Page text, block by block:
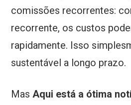
comissões recorrentes:
recorrente, os custos
rapidamente. Isso
sustentável a longo prazo.
MasAqui está a ótima